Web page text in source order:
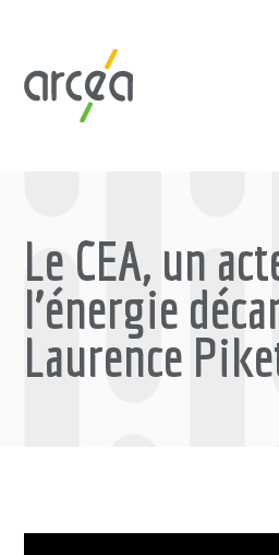
Le CEA, un
l’énergie
Laurence